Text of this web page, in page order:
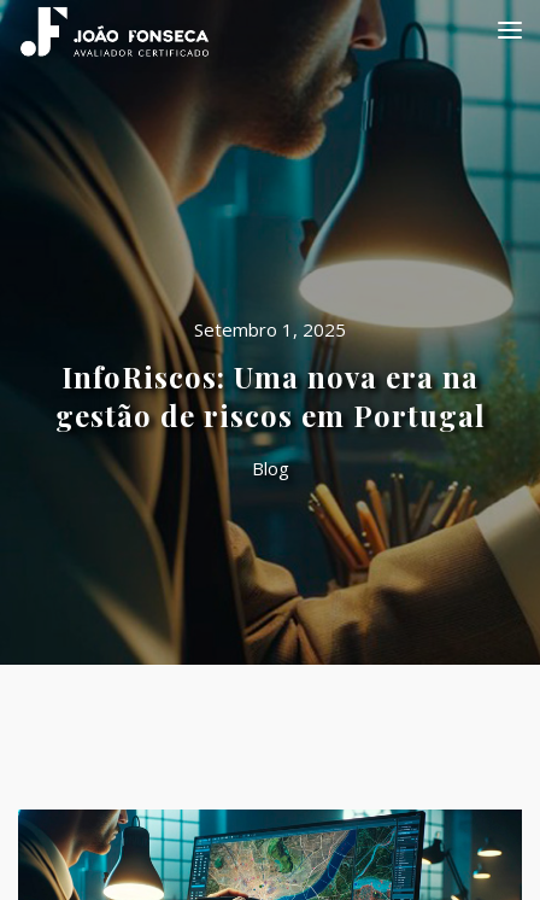
Setembro 1, 2025
InfoRiscos: Uma nova era na
gestão de riscos em Portugal
Blog